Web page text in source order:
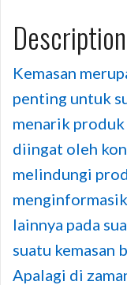
Description
Kemasan
penting untuk
menarik
diingat oleh
melindungi
lainnya pada
suatu kemasan
Apalagi di